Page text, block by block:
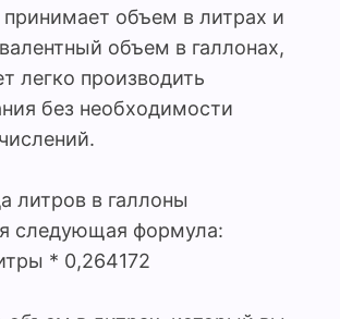
принимает объем в литрах и
объем в галлонах,
легко производить
без необходимости
литров в галлоны
следующая формула:
* 0,264172